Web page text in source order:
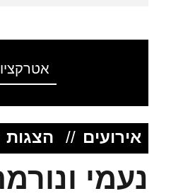
אירועים // הצגות
נעמי